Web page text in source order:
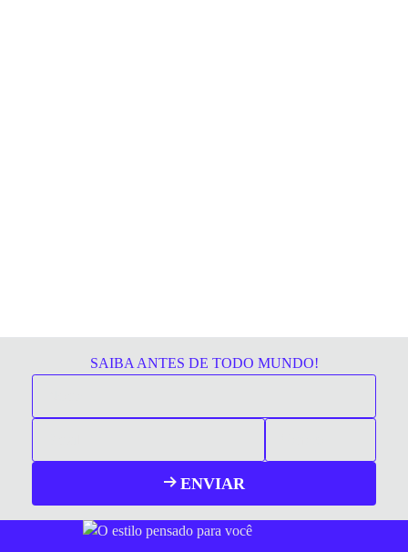
SAIBA ANTES DE TODO MUNDO!
ENVIAR